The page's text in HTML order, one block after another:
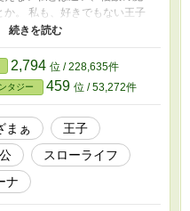
か。 私も、好きでもない王子
呼ばわりされていたし、追放
は「飲むと数時間の間、能力
得られる神水だったらし
た王子のパーティは、一気
戻ってきて欲しいって言われ
妖狐や、新しい仲間たちと
してますから。 ※第○話：主人
イトルに書かれたキャラの視
2,794 位 / 228,635件
タジー 459 位 / 53,272件
まぁ
王子
スローライフ
ナ